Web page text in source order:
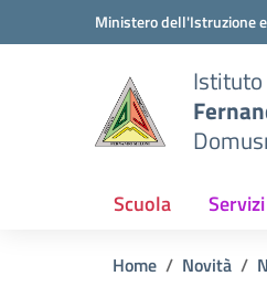
Vai ai contenuti
Vai al menu di navigazione
Ministero dell'Istruzione
Istituto
Scuola Servizi
Home Novità